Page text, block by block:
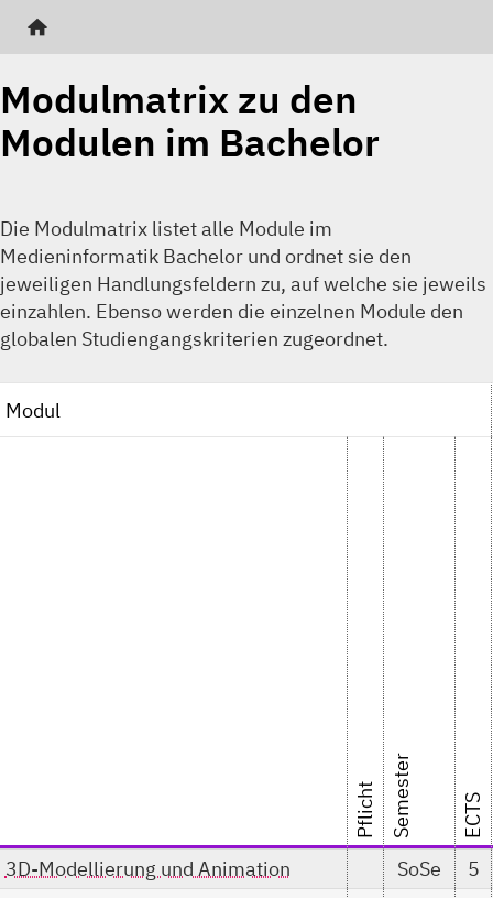
home
Modulmatrix zu den
Modulen im Bachelor
Die Modulmatrix listet alle Module im
Medieninformatik Bachelor und ordnet sie den
jeweiligen Handlungsfeldern zu, auf welche sie jeweils
einzahlen. Ebenso werden die einzelnen Module den
globalen Studiengangskriterien zugeordnet.
Modul
Pflicht Semester ECTS
3D-Modellierung und Animation SoSe
5